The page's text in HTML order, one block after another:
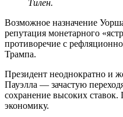
Тилен.
Возможное назначение
репутация монетарного
противоречие с
Трампа.
Президент неоднократно и
Пауэлла — зачастую
сохранение высоких ставок.
экономику.